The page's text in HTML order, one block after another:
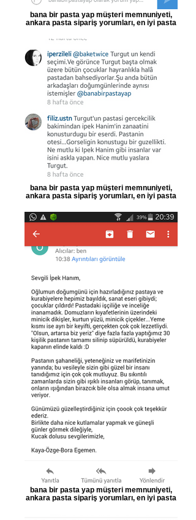
bana bir pasta yap müşteri memnuniyeti,
ankara pasta sipariş yorumları, en iyi pasta
bana bir pasta yap müşteri memnuniyeti,
ankara pasta sipariş yorumları, en iyi pasta
bana bir pasta yap müşteri memnuniyeti,
ankara pasta sipariş yorumları, en iyi pasta